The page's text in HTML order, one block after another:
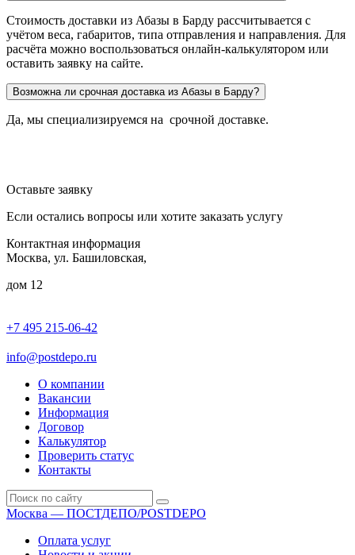
Стоимость доставки из Абазы в Барду рассчитывается с
учётом веса, габаритов, типа отправления и направления. Для
расчёта можно воспользоваться онлайн-калькулятором или
оставить заявку на сайте.
Возможна ли срочная доставка из Абазы в Барду?
Да, мы специализируемся на срочной доставке.
Оставьте заявку
Если остались вопросы или хотите заказать услугу
Контактная информация
Москва, ул. Башиловская,
дом 12
+7 495 215-06-42
info@postdepo.ru
О компании
Вакансии
Информация
Договор
Калькулятор
Проверить статус
Контакты
Москва — ПОСТДЕПО/POSTDEPO
Оплата услуг